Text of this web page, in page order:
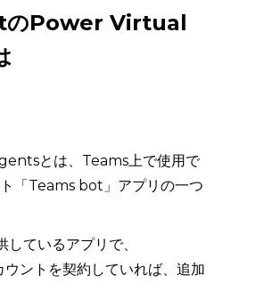
のPower Virtual
とは、Teams上で使用で
「Teams bot」アプリの一つ
ているアプリで、
ントを契約していれば、追加